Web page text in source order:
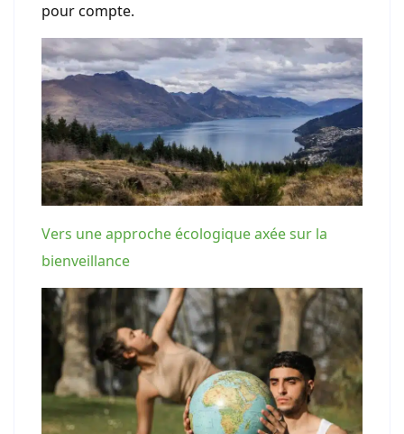
pour compte.
Vers une approche écologique axée sur la
bienveillance